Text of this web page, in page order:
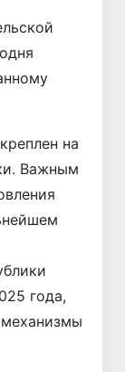
на
Важным
года,